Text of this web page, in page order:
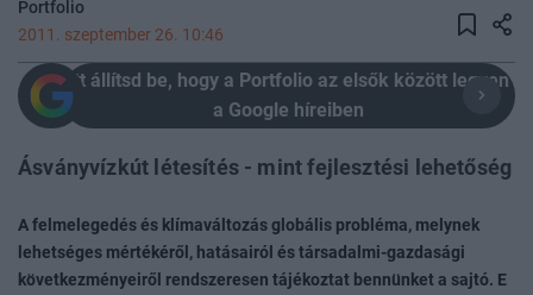
Portfolio
2011. szeptember 26. 10:46
Itt állítsd be, hogy a Portfolio az elsők között legyen
a Google híreiben
Ásványvízkút létesítés - mint fejlesztési lehetőség
A felmelegedés és klímaváltozás globális probléma, melynek
lehetséges mértékéről, hatásairól és társadalmi-gazdasági
következményeiről rendszeresen tájékoztat bennünket a sajtó. E